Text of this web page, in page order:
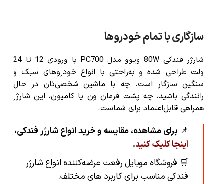
سازگاری با تمام خودروها
شارژر فندکی 80W ویوو مدل PC700
با ورودی 12 تا 24
ولت طراحی شده و به‌راحتی با انواع خودروهای سبک و
سنگین سازگار است. چه با ماشین شخصی‌تان در حال
رانندگی باشید، چه پشت فرمان ون یا کامیون، این شارژر
همراهی قابل‌اعتماد برای شماست.
📌 برای مشاهده، مقایسه و خرید انواع شارژر فندکی،
اینجا کلیک کنید.
🛒 فروشگاه موبایل رفعت عرضه‌کننده انواع شارژر
فندکی مناسب برای کاربرد های مختلف.